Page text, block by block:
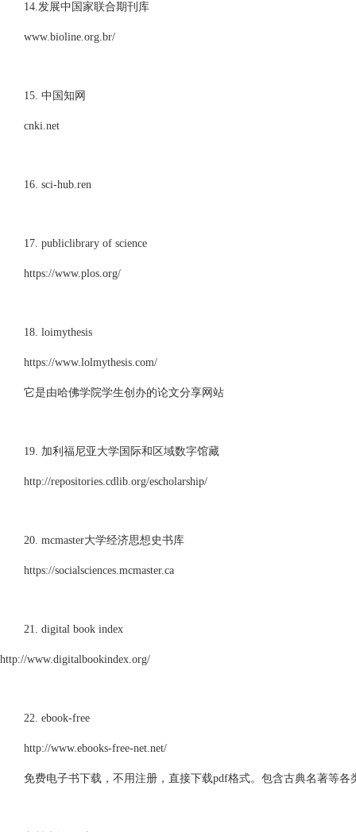
14.发展中国家联合期刊库
www.bioline.org.br/
15. 中国知网
cnki.net
16. sci-hub.ren
17. publiclibrary of science
https://www.plos.org/
18. loimythesis
https://www.lolmythesis.com/
它是由哈佛学院学生创办的论文分享网站
19. 加利福尼亚大学国际和区域数字馆藏
http://repositories.cdlib.org/escholarship/
20. mcmaster大学经济思想史书库
https://socialsciences.mcmaster.ca
21. digital book index
http://www.digitalbookindex.org/
22. ebook-free
http://www.ebooks-free-net.net/
免费电子书下载，不用注册，直接下载pdf格式。包含古典名著等各